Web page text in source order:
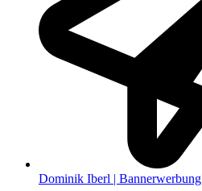
Dominik Iberl | Bannerwerbung